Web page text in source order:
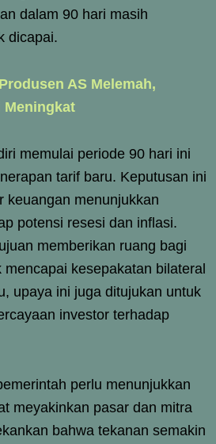
dalam 90 hari masih
dicapai.
AS Melemah,
Meningkat
memulai periode 90 hari ini
tarif baru. Keputusan ini
keuangan menunjukkan
potensi resesi dan inflasi.
memberikan ruang bagi
kesepakatan bilateral
upaya ini juga ditujukan untuk
investor terhadap
perlu menunjukkan
meyakinkan pasar dan mitra
bahwa tekanan semakin